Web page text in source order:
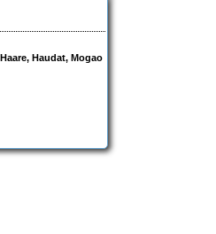
Haudat, Mogao